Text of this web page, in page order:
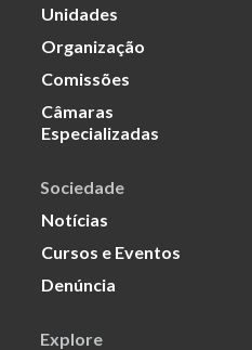
Unidades
Organização
Comissões
Câmaras
Especializadas
Sociedade
Notícias
Cursos e Eventos
Denúncia
Explore